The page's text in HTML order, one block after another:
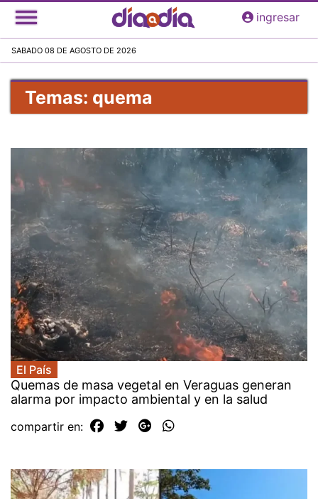
Pasar
al
principal
ingresar
SABADO 08 DE AGOSTO DE 2026
Temas: quema
El País
Quemas de masa vegetal en Veraguas generan
alarma por impacto ambiental y en la salud
compartir en: